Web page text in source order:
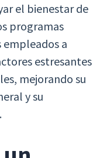
el bienestar de
programas
empleados a
estresantes
mejorando su
y su